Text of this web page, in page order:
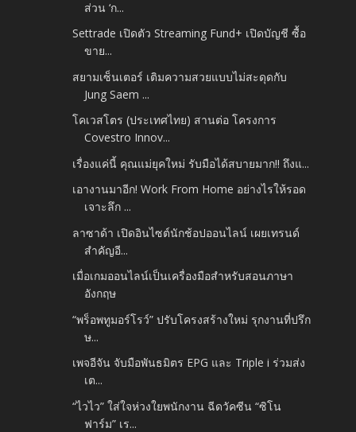
ส่วน ‘ก...
Settrade เปิดตัว Streaming Fund+ เปิดบัญชี ซื้อ
ขาย...
สยามเซ็นเตอร์ เติมความสวยแบบไม่สะดุดกับ
Jung Saem ...
โคเวสโตร (ประเทศไทย) สานต่อ โครงการ
Covestro Innov...
เรื่องแค่นี้ คุณแม่ยุคใหม่ รับมือได้สบายมาก!! ถึงแ...
เอางานมาอีก! Work From Home อย่างไรให้รอด
เจาะลึก ...
ลาซาด้า เปิดอินไซต์นักช้อปออนไลน์ เผยเทรนด์
สำคัญอี...
เมื่อเกมออนไลน์เป็นเครื่องมือสำหรับสอนภาษา
อังกฤษ
“พร็อพทูมอร์โรว์” ปรับโครงสร้างใหม่ รุกงานที่ปรึก
ษ...
เพจอีจัน จับมือพันธมิตร EPG และ Triple i ร่วมส่ง
เต...
“ไวไว” ใส่ใจห่วงใยพนักงาน ฉีดวัคซีน “ซิโน
ฟาร์ม” เร...